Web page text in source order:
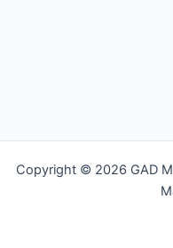
Copyright © 2026 GAD